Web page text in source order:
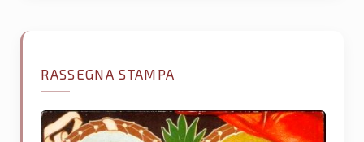
RASSEGNA STAMPA